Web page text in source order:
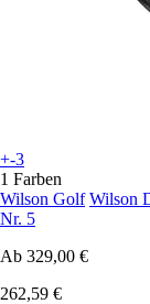
+-3
1 Farben
Wilson Golf Wilson
Nr. 5
Ab 329,00 €
262,59 €